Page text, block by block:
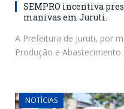
SEMPRO incentiva
manivas em Juruti.
A Prefeitura de Juruti, por
Produção e Abastecimento
NOTÍCIAS